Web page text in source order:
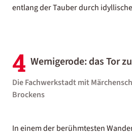
entlang der Tauber durch
4 Wernigerode: das Tor
Die Fachwerkstadt mit
Brockens
In einem der berühmtesten